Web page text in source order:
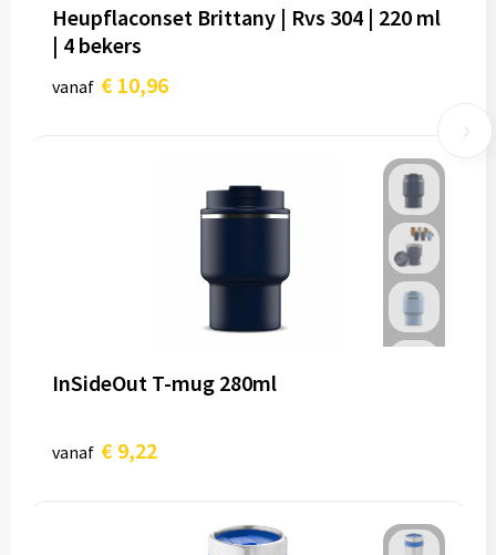
Heupflaconset Brittany | Rvs 304 | 220 ml
| 4 bekers
vanaf € 10,96
InSideOut T-mug 280ml
vanaf € 9,22